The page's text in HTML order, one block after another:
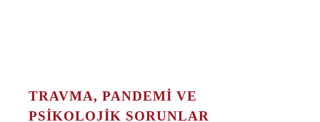
TRAVMA, PANDEMI VE
PSIKOLOJIK SORUNLAR